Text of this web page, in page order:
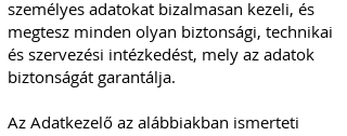
személyes adatokat bizalmasan kezeli, és
megtesz minden olyan biztonsági, technikai
és szervezési intézkedést, mely az adatok
biztonságát garantálja.
Az Adatkezelő az alábbiakban ismerteti